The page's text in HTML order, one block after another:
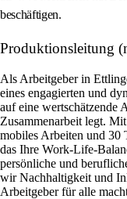
beschäftigen.
Produktionsleitung
Als Arbeitgeber in
eines engagierten und
auf eine wertschätzende
Zusammenarbeit legt.
mobiles Arbeiten und 30
das Ihre Work-Life-
persönliche und
wir Nachhaltigkeit und
Arbeitgeber für alle